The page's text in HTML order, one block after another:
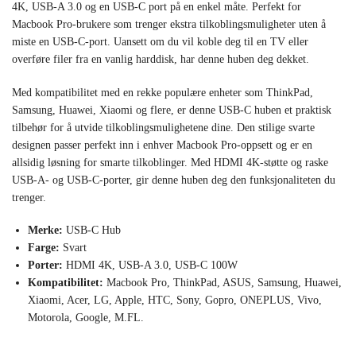
4K, USB-A 3.0 og en USB-C port på en enkel måte. Perfekt for
Macbook Pro-brukere som trenger ekstra tilkoblingsmuligheter uten å
miste en USB-C-port. Uansett om du vil koble deg til en TV eller
overføre filer fra en vanlig harddisk, har denne huben deg dekket.
Med kompatibilitet med en rekke populære enheter som ThinkPad,
Samsung, Huawei, Xiaomi og flere, er denne USB-C huben et praktisk
tilbehør for å utvide tilkoblingsmulighetene dine. Den stilige svarte
designen passer perfekt inn i enhver Macbook Pro-oppsett og er en
allsidig løsning for smarte tilkoblinger. Med HDMI 4K-støtte og raske
USB-A- og USB-C-porter, gir denne huben deg den funksjonaliteten du
trenger.
Merke: USB-C Hub
Farge: Svart
Porter: HDMI 4K, USB-A 3.0, USB-C 100W
Kompatibilitet: Macbook Pro, ThinkPad, ASUS, Samsung, Huawei,
Xiaomi, Acer, LG, Apple, HTC, Sony, Gopro, ONEPLUS, Vivo,
Motorola, Google, M.FL.